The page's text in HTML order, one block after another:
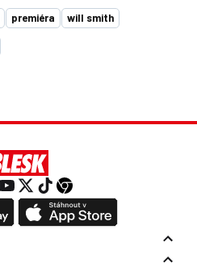
premiéra will smith